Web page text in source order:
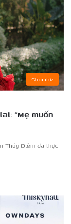
Showbiz
“Mẹ muốn
Thúy Diễm đã thực